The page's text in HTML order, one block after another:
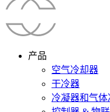
产品
空气冷却器
干冷器
冷凝器和气体